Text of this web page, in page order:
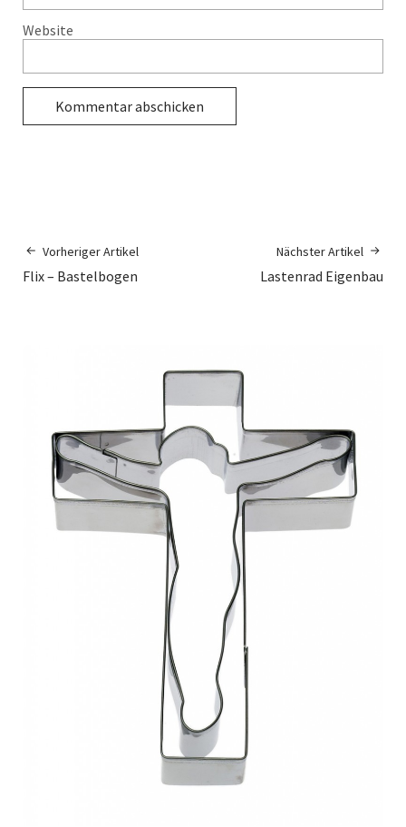
Website
Vorheriger Artikel
Flix – Bastelbogen
Nächster Artikel
Lastenrad Eigenbau